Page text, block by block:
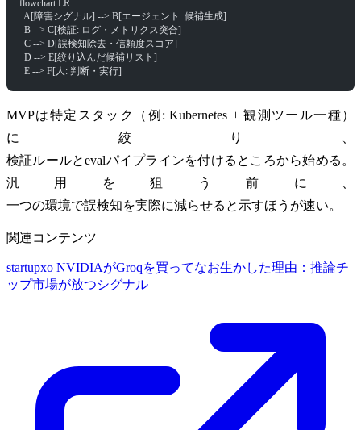
flowchart LR
  A[障害シグナル] --> B[エージェント: 候補生成]
  B --> C[検証: ログ・メトリクス突合]
  C --> D[誤検知除去・信頼度スコア]
  D --> E[絞り込んだ候補リスト]
  E --> F[人: 判断・実行]
MVPは特定スタック（例: Kubernetes + 観測ツール一種）
に絞り、
検証ルールとevalパイプラインを付けるところから始める。
汎用を狙う前に、
一つの環境で誤検知を実際に減らせると示すほうが速い。
関連コンテンツ
startupxo NVIDIAがGroqを買ってなお生かした理由：推論チ
ップ市場が放つシグナル